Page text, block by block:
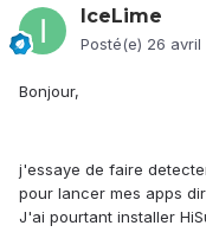
IceLime
Posté(e) 26 avril
Bonjour,
j'essaye de faire
pour lancer mes apps
J'ai pourtant installer